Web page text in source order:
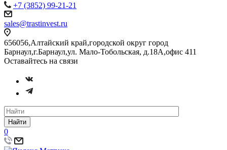
+7 (3852) 99-21-21
sales@trastinvest.ru
656056,Алтайский край,городской округ город
Барнаул,г.Барнаул,ул. Мало-Тобольская, д.18А,офис 411
Оставайтесь на связи
Найти
0